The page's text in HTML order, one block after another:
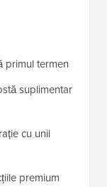
primul termen
suplimentar
cu unii
premium